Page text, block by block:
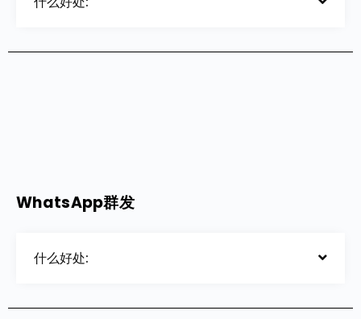
WhatsApp群发
什么好处: